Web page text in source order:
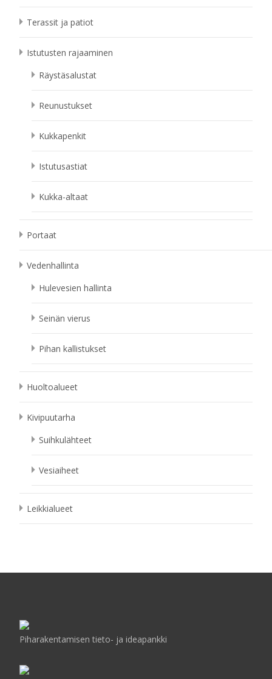
Terassit ja patiot
Istutusten rajaaminen
Räystäsalustat
Reunustukset
Kukkapenkit
Istutusastiat
Kukka-altaat
Portaat
Vedenhallinta
Hulevesien hallinta
Seinän vierus
Pihan kallistukset
Huoltoalueet
Kivipuutarha
Suihkulähteet
Vesiaiheet
Leikkialueet
Piharakentamisen tieto- ja ideapankki